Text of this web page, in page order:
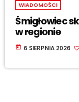
WIADOMOŚCI
Śmigłowiec
w regionie
today 6 SIERPNIA 2026